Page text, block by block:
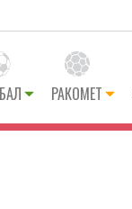
РАКОМЕТ